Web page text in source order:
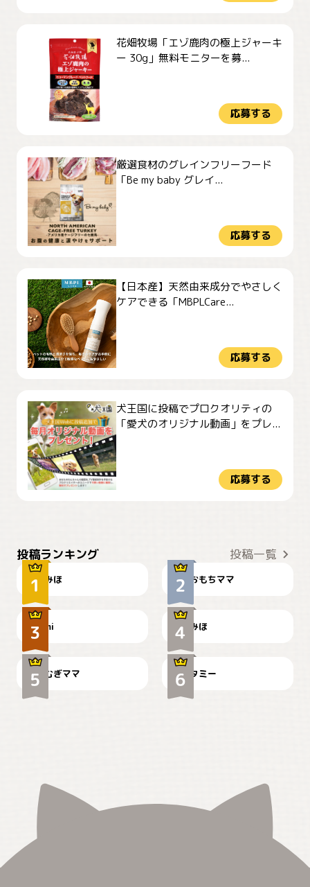
花畑牧場「エゾ鹿肉の極上ジャーキ
ー 30g」無料モニターを募...
応募する
厳選食材のグレインフリーフード
「Be my baby グレイ...
応募する
【日本産】天然由来成分でやさしく
ケアできる「MBPLCare...
応募する
犬王国に投稿でプロクオリティの
「愛犬のオリジナル動画」をプレ...
応募する
投稿ランキング 投稿一覧
みほ おもちママ
可愛い？
mi
見てるぞぉ
みほ
🌻とむぎ！
むぎママ
ドーベルマンのお友達邸に
て
タミー